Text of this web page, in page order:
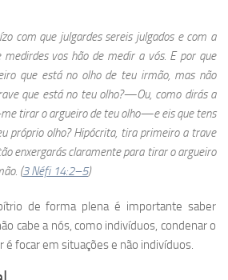
com que julgardes sereis julgados e com a
medirdes vos hão de medir a vós. E por que
que está no olho de teu irmão, mas não
que está no teu olho?—Ou, como dirás a
tirar o argueiro de teu olho—e eis que tens
próprio olho? Hipócrita, tira primeiro a trave
enxergarás claramente para tirar o argueiro
(3 Néfi 14:2–5)
de forma plena é importante saber
cabe a nós, como indivíduos, condenar o
focar em situações e não indivíduos.